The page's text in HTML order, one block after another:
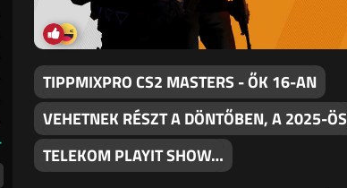
TIPPMIXPRO CS2 MASTERS - ŐK 16-AN
VEHETNEK RÉSZT A DÖNTŐBEN, A 2025-ÖS
TELEKOM PLAYIT SHOW…